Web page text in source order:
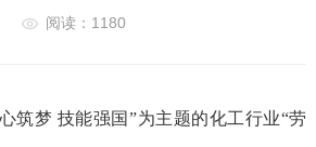
阅读：1180
筑梦 技能强国”为主题的化工行业“劳